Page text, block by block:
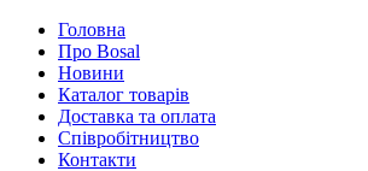
Головна
Про Bosal
Новини
Каталог товарів
Доставка та оплата
Співробітництво
Контакти